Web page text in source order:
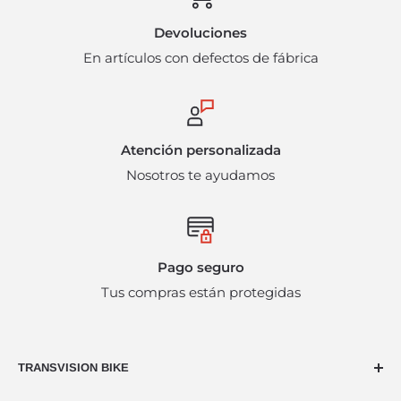
condiciones y en su empaque original. Mismos que
están sujetos a disponibilidad del producto y pueden
incurrir en cargos administrativos adicionales. Bajo
Devoluciones
En artículos con defectos de fábrica
Atención personalizada
Nosotros te ayudamos
Pago seguro
Tus compras están protegidas
TRANSVISION BIKE